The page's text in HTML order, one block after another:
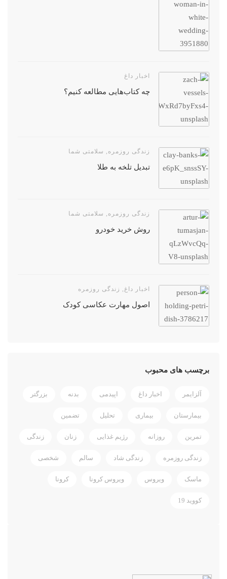
اخبار داغ
چه کتاب‌هایی مطالعه کنیم؟
زندگی روزمره , سلامتی شما
تبدیل تلخه به طلا
زندگی روزمره , سلامتی شما
روش خرید خودرو
اخبار داغ , زندگی روزمره
اصول مهارت عکاسی کودک
برچسب های محبوب
آلزایمر اخبار داغ اپیدمی بدنه بزرگتر
بیمارستان بیماری تحلیل تضمین
تمرین روزانه رژیم غذایی زنان زندگی
زندگی روزمره زندگی شاد سالم شخصی
ماسک ویروس ویروس کرونا کرونا
کووید 19